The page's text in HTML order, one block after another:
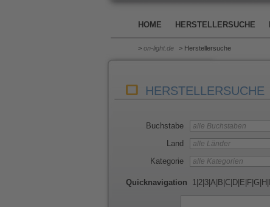
HOME HERSTELLERSUCHE
> on-light.de > Herstellersuche
HERSTELLERSUCHE
Buchstabe
Land
Kategorie
Quicknavigation 1 2 3 A B C D E F G H